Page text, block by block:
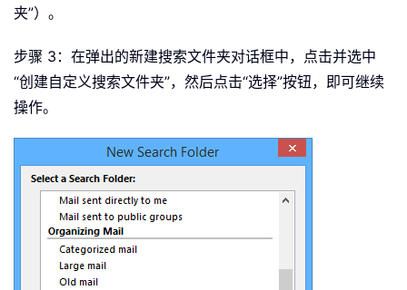
夹”）。
步骤 3：在弹出的新建搜索文件夹对话框中，点击并选中
“创建自定义搜索文件夹”，然后点击“选择”按钮，即可继续
操作。